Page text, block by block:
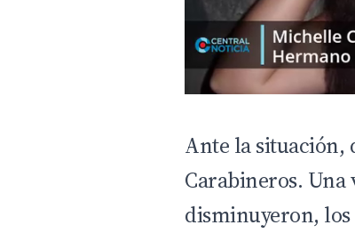
Ante la situación,
Carabineros. Una
disminuyeron,